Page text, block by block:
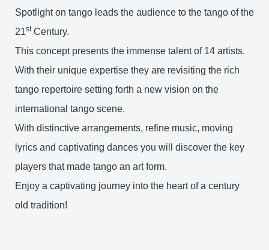
Spotlight on tango leads the audience to the tango of the
21stCentury.
This concept presents the immense talent of 14 artists.
With their unique expertise they are revisiting the rich
tango repertoire setting forth a new vision on the
international tango scene.
With distinctive arrangements, refine music, moving
lyrics and captivating dances you will discover the key
players that made tango an art form.
Enjoy a captivating journey into the heart of a century
old tradition!